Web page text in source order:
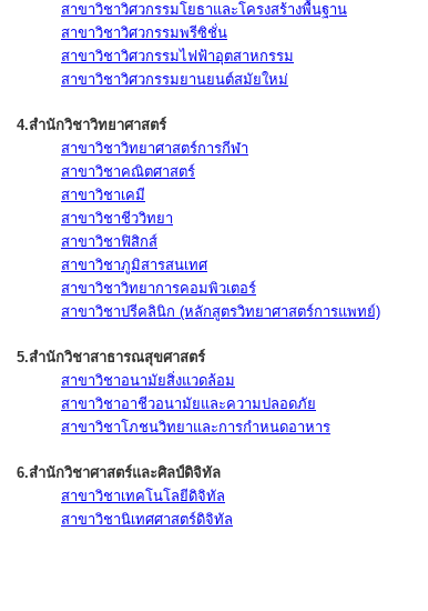
สาขาวิชาวิศวกรรมโยธาและโครงสร้างพื้นฐาน
สาขาวิชาวิศวกรรมพรีซิชั่น
สาขาวิชาวิศวกรรมไฟฟ้าอุตสาหกรรม
สาขาวิชาวิศวกรรมยานยนต์สมัยใหม่
4.สำนักวิชาวิทยาศาสตร์
สาขาวิชาวิทยาศาสตร์การกีฬา
สาขาวิชาคณิตศาสตร์
สาขาวิชาเคมี
สาขาวิชาชีววิทยา
สาขาวิชาฟิสิกส์
สาขาวิชาภูมิสารสนเทศ
สาขาวิชาวิทยาการคอมพิวเตอร์
สาขาวิชาปรีคลินิก (หลักสูตรวิทยาศาสตร์การแพทย์)
5.สำนักวิชาสาธารณสุขศาสตร์
สาขาวิชาอนามัยสิ่งแวดล้อม
สาขาวิชาอาชีวอนามัยและความปลอดภัย
สาขาวิชาโภชนวิทยาและการกำหนดอาหาร
6.สำนักวิชาศาสตร์และศิลป์ดิจิทัล
สาขาวิชาเทคโนโลยีดิจิทัล
สาขาวิชานิเทศศาสตร์ดิจิทัล